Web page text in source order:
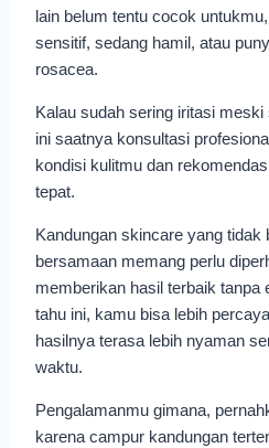
lain belum tentu cocok
sensitif, sedang hamil, atau
rosacea.
Kalau sudah sering iritasi
ini saatnya konsultasi
kondisi kulitmu dan
tepat.
Kandungan skincare yang tidak
bersamaan memang perlu
memberikan hasil terbaik tanpa
tahu ini, kamu bisa lebih
hasilnya terasa lebih nyaman
waktu.
Pengalamanmu gimana,
karena campur kandungan